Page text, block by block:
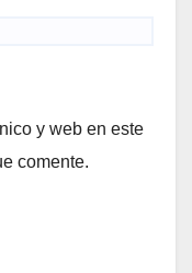
y web en este
comente.